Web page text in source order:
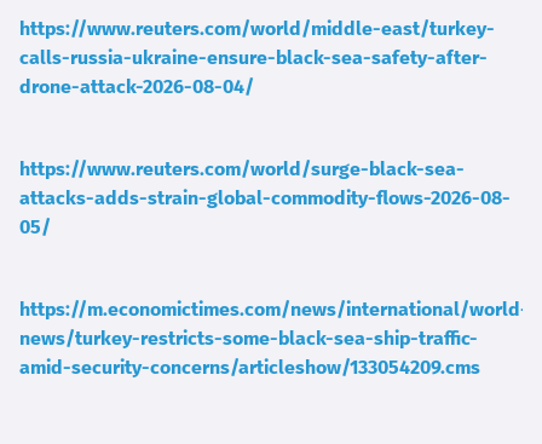
https://www.reuters.com/world/middle-east/turkey-
calls-russia-ukraine-ensure-black-sea-safety-after-
drone-attack-2026-08-04/
https://www.reuters.com/world/surge-black-sea-
attacks-adds-strain-global-commodity-flows-2026-08-
05/
https://m.economictimes.com/news/international/world-
news/turkey-restricts-some-black-sea-ship-traffic-
amid-security-concerns/articleshow/133054209.cms